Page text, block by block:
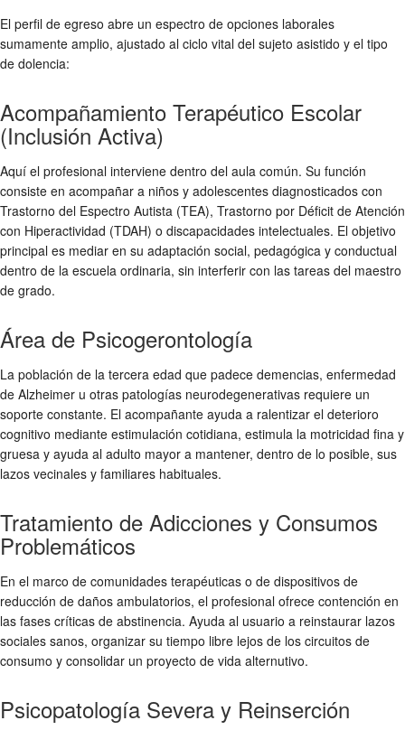
El perfil de egreso abre un espectro de opciones laborales
sumamente amplio, ajustado al ciclo vital del sujeto asistido y el tipo
de dolencia:
Acompañamiento Terapéutico Escolar
(Inclusión Activa)
Aquí el profesional interviene dentro del aula común. Su función
consiste en acompañar a niños y adolescentes diagnosticados con
Trastorno del Espectro Autista (TEA), Trastorno por Déficit de Atención
con Hiperactividad (TDAH) o discapacidades intelectuales. El objetivo
principal es mediar en su adaptación social, pedagógica y conductual
dentro de la escuela ordinaria, sin interferir con las tareas del maestro
de grado.
Área de Psicogerontología
La población de la tercera edad que padece demencias, enfermedad
de Alzheimer u otras patologías neurodegenerativas requiere un
soporte constante. El acompañante ayuda a ralentizar el deterioro
cognitivo mediante estimulación cotidiana, estimula la motricidad fina y
gruesa y ayuda al adulto mayor a mantener, dentro de lo posible, sus
lazos vecinales y familiares habituales.
Tratamiento de Adicciones y Consumos
Problemáticos
En el marco de comunidades terapéuticas o de dispositivos de
reducción de daños ambulatorios, el profesional ofrece contención en
las fases críticas de abstinencia. Ayuda al usuario a reinstaurar lazos
sociales sanos, organizar su tiempo libre lejos de los circuitos de
consumo y consolidar un proyecto de vida alternutivo.
Psicopatología Severa y Reinserción